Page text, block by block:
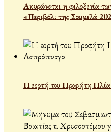
Ακυρώνεται η φιλοξενία
«Περιβόλι της Σουμελά
Η εορτή του Προφήτη